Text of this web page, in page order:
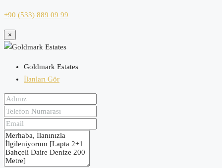
+90 (533) 889 09 99
×
Goldmark Estates
İlanları Gör